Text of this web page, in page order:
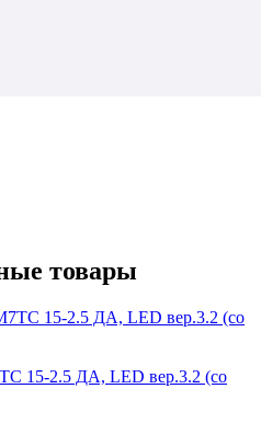
товары
15-2.5 ДА, LED вер.3.2 (со